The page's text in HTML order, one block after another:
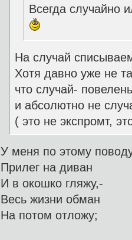
Всегда случайно
На случай
Хотя давно уже не
что случай-
и абсолютно не
( это не экспромт,
У меня по этому
Прилег на диван
И в окошко гляжу,-
Весь жизни обман
На потом отложу;